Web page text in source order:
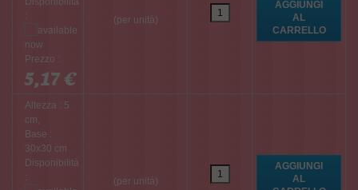
:
Prezzo :
5,17 €
(per unità)
Altezza : 5
cm,
Base :
30x30 cm
Disponibilità
:
(per unità)